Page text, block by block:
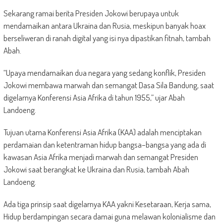
Sekarang ramai berita Presiden Jokowi berupaya untuk
mendamaikan antara Ukraina dan Rusia, meskipun banyak hoax
berseliweran di ranah digital yang isi nya dipastikan fitnah, tambah
Abah.
“Upaya mendamaikan dua negara yang sedang konflik, Presiden
Jokowi membawa marwah dan semangat Dasa Sila Bandung, saat
digelarnya Konferensi Asia Afrika di tahun 1955,” ujar Abah
Landoeng.
Tujuan utama Konferensi Asia Afrika (KAA) adalah menciptakan
perdamaian dan ketentraman hidup bangsa–bangsa yang ada di
kawasan Asia Afrika menjadi marwah dan semangat Presiden
Jokowi saat berangkat ke Ukraina dan Rusia, tambah Abah
Landoeng.
Ada tiga prinsip saat digelarnya KAA yakni Kesetaraan, Kerja sama,
Hidup berdampingan secara damai guna melawan kolonialisme dan